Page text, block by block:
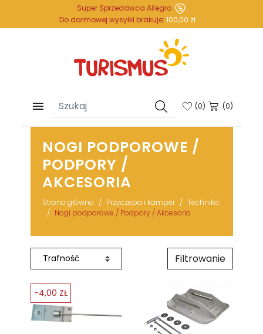
Do darmowej wysyłki brakuje: 100,00 zł
Super Sprzedawca Allegro
 (0) (0)
NOGI PODPOROWE /
PODPORY /
AKCESORIA
Strona główna Przyczepa i kamper
Technika
Nogi podporowe / Podpory / Akcesoria
Filtrowanie
-4,00 ZŁ